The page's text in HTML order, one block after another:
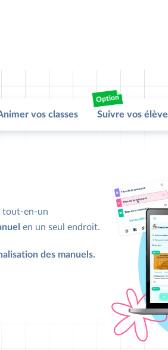
Option
vos classes Suivre vos
tout-en-un
en un seul endroit.
des manuels.